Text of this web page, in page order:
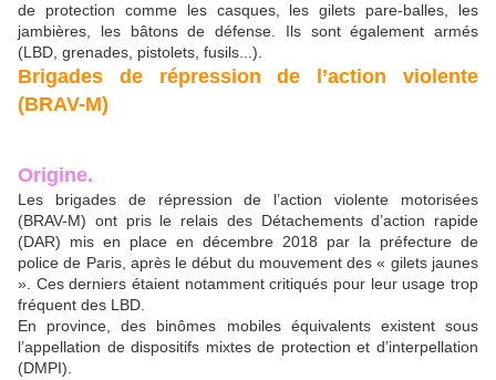
de protection comme les casques, les gilets pare-balles, les
jambières, les bâtons de défense. Ils sont également armés
(LBD, grenades, pistolets, fusils...).
Brigades de répression de l’action violente
(BRAV-M)
Origine.
Les brigades de répression de l’action violente motorisées
(BRAV-M) ont pris le relais des Détachements d’action rapide
(DAR) mis en place en décembre 2018 par la préfecture de
police de Paris, après le début du mouvement des « gilets jaunes
». Ces derniers étaient notamment critiqués pour leur usage trop
fréquent des LBD.
En province, des binômes mobiles équivalents existent sous
l’appellation de dispositifs mixtes de protection et d’interpellation
(DMPI).